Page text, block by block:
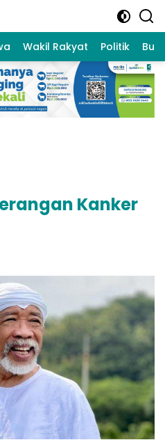
Wakil Rakyat Politik
Kanker